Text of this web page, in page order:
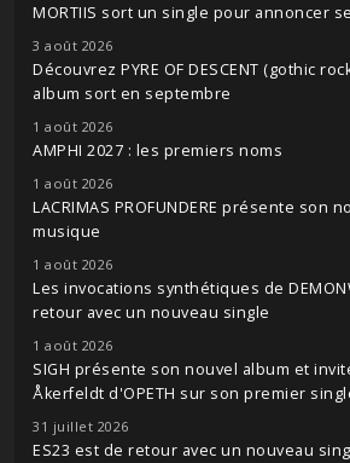
MORTIIS sort un single pour annoncer
3 août 2026
Découvrez PYRE OF DESCENT (gothic
album sort en septembre
1 août 2026
AMPHI 2027 : les premiers noms
1 août 2026
LACRIMAS PROFUNDERE présente son
musique
1 août 2026
Les invocations synthétiques de
retour avec un nouveau single
1 août 2026
SIGH présente son nouvel album et
Åkerfeldt d'OPETH sur son premier
31 juillet 2026
ES23 est de retour avec un nouveau